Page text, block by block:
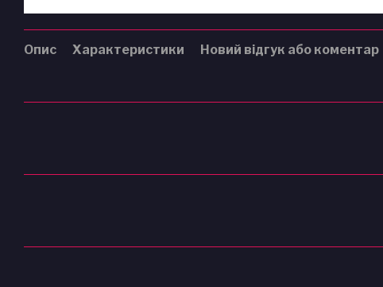
Опис Характеристики Новий відгук або коментар